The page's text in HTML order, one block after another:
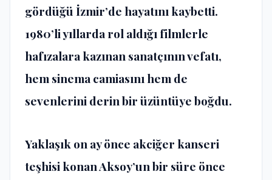
gördüğü İzmir’de hayatını kaybetti.
1980’li yıllarda rol aldığı filmlerle
hafızalara kazınan sanatçının vefatı,
hem sinema camiasını hem de
sevenlerini derin bir üzüntüye boğdu.
Yaklaşıkon ay önce akciğer kanseri
teşhisikonan Aksoy’un bir süre önce